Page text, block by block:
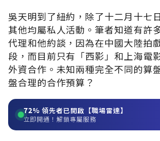
吳天明到了紐約，除了十二月十七
其他均屬私人活動。筆者知道有許
代理和他約談，因為在中國大陸拍
段，而目前只有「西影」和上海電
外資合作。未知兩種完全不同的算
盤合理的合作預算？
72% 領先者已開啟【職場雷達】
立即開通！解鎖專屬服務